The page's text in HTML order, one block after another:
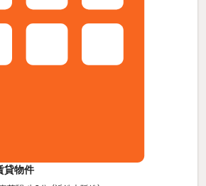
貸物件